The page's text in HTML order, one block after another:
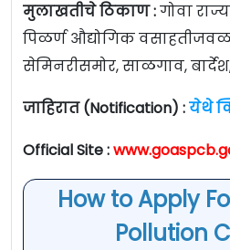
मुलाखतीचे ठिकाण :गोवा
पिळर्ण औद्योगिक
सेमिनरीसमोर, साळगाव, बार्देश,
जाहिरात (Notification) :येथे
Official Site :
How to Apply
Pollution